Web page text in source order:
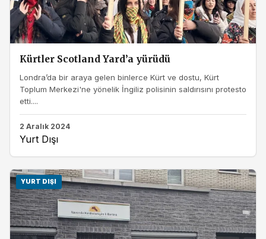
Kürtler Scotland Yard’a yürüdü
Londra’da bir araya gelen binlerce Kürt ve dostu, Kürt
Toplum Merkezi'ne yönelik İngiliz polisinin saldırısını protesto
etti....
2 Aralık 2024
Yurt Dışı
YURT DIŞI